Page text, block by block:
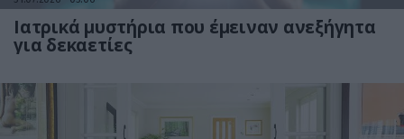
Ιατρικά μυστήρια που έμειναν ανεξήγητα
για δεκαετίες